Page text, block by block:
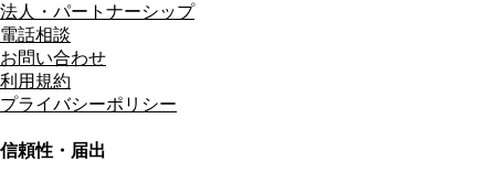
法人・パートナーシップ
電話相談
お問い合わせ
利用規約
プライバシーポリシー
信頼性・届出